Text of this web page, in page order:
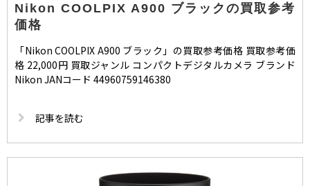
Nikon COOLPIX A900 ブラックの買取参考
価格
「Nikon COOLPIX A900 ブラック」の買取参考価格 買取参考価
格 22,000円 買取ジャンル コンパクトデジタルカメラ ブランド
Nikon JANコード 44960759146380
記事を読む